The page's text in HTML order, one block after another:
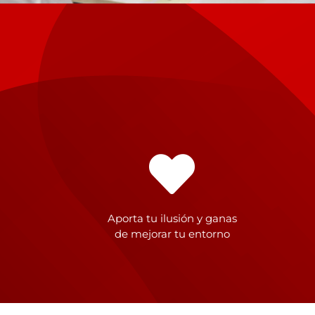
Aporta tu ilusión y ganas
de mejorar tu entorno